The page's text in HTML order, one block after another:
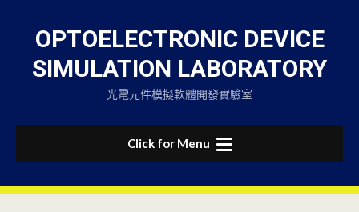
content
OPTOELECTRONIC DEVICE
SIMULATION LABORATORY
光電元件模擬軟體開發實驗室
Click for Menu